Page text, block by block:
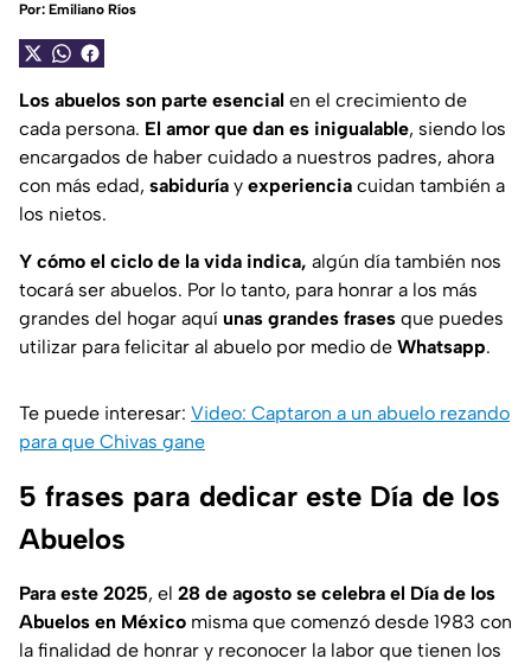
Por: Emiliano Ríos
Los abuelos son parte esencial en el crecimiento de
cada persona. El amor que dan es inigualable, siendo los
encargados de haber cuidado a nuestros padres, ahora
con más edad, sabiduría y experiencia cuidan también a
los nietos.
Y cómo el ciclo de la vida indica, algún día también nos
tocará ser abuelos. Por lo tanto, para honrar a los más
grandes del hogar aquí unas grandes frases que puedes
utilizar para felicitar al abuelo por medio de Whatsapp.
Te puede interesar: Video: Captaron a un abuelo rezando
para que Chivas gane
5 frases para dedicar este Día de los
Abuelos
Para este 2025, el 28 de agosto se celebra el Día de los
Abuelos en México misma que comenzó desde 1983 con
la finalidad de honrar y reconocer la labor que tienen los